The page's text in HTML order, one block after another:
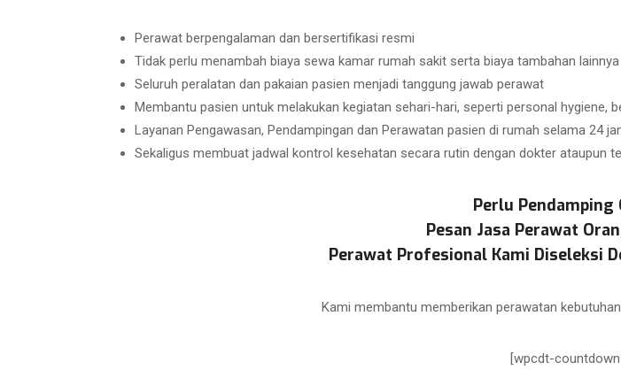
Perawat berpengalaman dan bersertifikasi resmi
Tidak perlu menambah biaya sewa kamar rumah sakit serta biaya tambahan lainnya
Seluruh peralatan dan pakaian pasien menjadi tanggung jawab perawat
Membantu pasien untuk melakukan kegiatan sehari-hari, seperti personal hygiene,
Layanan Pengawasan, Pendampingan dan Perawatan pasien di rumah selama 24
Sekaligus membuat jadwal kontrol kesehatan secara rutin dengan dokter ataupun
Perlu Pendamping
Pesan Jasa Perawat
Perawat Profesional Kami Diseleksi
Kami membantu memberikan perawatan
[wpcdt-countdown